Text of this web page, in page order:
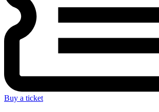
Buy a ticket